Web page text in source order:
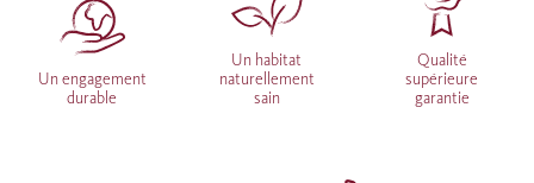
Un engagement
durable
Un habitat
naturellement
sain
Qualité
supérieure
garantie